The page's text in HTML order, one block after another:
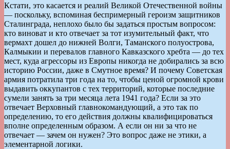
Кстати, это касается и реалий Великой Отечественной войны
— поскольку, вспоминая беспримерный героизм защитников
Сталинграда, неплохо было бы задаться простым вопросом:
кто виноват и кто отвечает за тот изумительный факт, что
вермахт дошел до нижней Волги, Таманского полуострова,
Калмыкии и перевалов главного Кавказского хребта — до тех
мест, куда агрессоры из Европы никогда не добирались за всю
историю России, даже в Смутное время? И почему Советская
армия потратила три года на то, чтобы ценой огромной крови
выдавить оккупантов с тех территорий, которые последние
сумели занять за три месяца лета 1941 года? Если за это
отвечает Верховный главнокомандующий, а это так по
определению, то его действия должны квалифицироваться
вполне определенным образом. А если он ни за что не
отвечает — зачем он нужен? Это вопрос даже не этики, а
элементарной логики.